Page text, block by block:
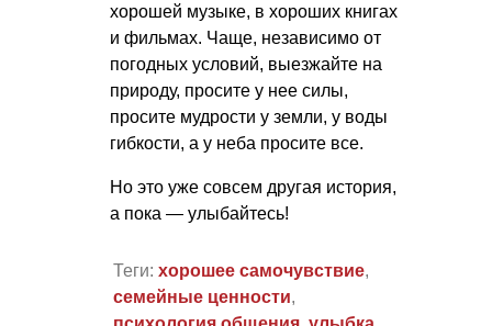
хорошей музыке, в хороших книгах
и фильмах. Чаще, независимо от
погодных условий, выезжайте на
природу, просите у нее силы,
просите мудрости у земли, у воды
гибкости, а у неба просите все.
Но это уже совсем другая история,
а пока — улыбайтесь!
Теги: хорошее самочувствие,
семейные ценности,